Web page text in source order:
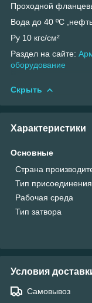
Проходной
Вода до 40 ºС
Ру 10 кгс/см²
Раздел на сайте:
оборудование
Скрыть
Характеристики
Основные
Страна
Тип присоединения
Рабочая среда
Тип затвора
Условия
Самовывоз